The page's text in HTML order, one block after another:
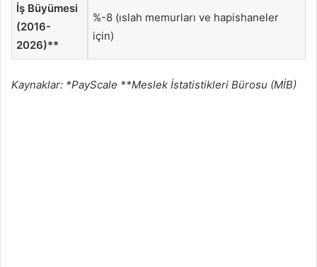
İş Büyümesi
(2016-
2026)**
%-8 (ıslah memurları ve hapishaneler
için)
Kaynaklar: *PayScale **Meslek İstatistikleri Bürosu (MİB)